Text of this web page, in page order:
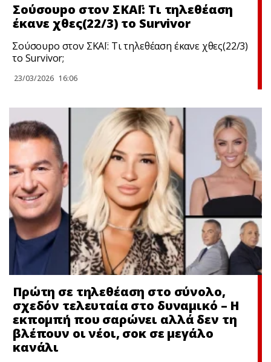
Σούσουpo στον ΣΚΑΪ: Τι τηλεθέαση
έκανε χθες(22/3) το Survivor
Σούσουpo στον ΣΚΑΪ: Τι τηλεθέαση έκανε χθες(22/3)
το Survivor;
23/03/2026 16:06
Πρώτη σε τηλεθέαση στο σύνολο,
σχεδόν τελευταία στο δυναμικό – Η
εκπομπή που σαρώνει αλλά δεν τη
βλέπουν οι νέοι, σoκ σε μεγάλο
κανάλι